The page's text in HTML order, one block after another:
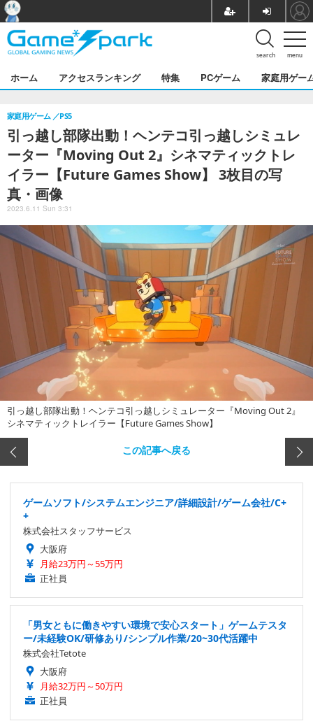
menu
search
ホーム アクセスランキング 特集 PCゲーム 家庭用ゲー
引っ越し部隊出動！ヘンテコ引っ越しシミュレ
ーター『Moving Out 2』シネマティックトレ
イラー【Future Games Show】 3枚目の写
真・画像
家庭用ゲーム PS5
2023.6.11 Sun 3:31
引っ越し部隊出動！ヘンテコ引っ越しシミュレーター『Moving Out 2』
シネマティックトレイラー【Future Games Show】
この記事へ戻る
ゲームソフト/システムエンジニア/詳細設計/ゲーム会社/C+
+
株式会社スタッフサービス
大阪府
月給23万円～55万円
正社員
「男女ともに働きやすい環境で安心スタート」ゲームテスタ
ー/未経験OK/研修あり/シンプル作業/20~30代活躍中
株式会社Tetote
大阪府
月給32万円～50万円
正社員